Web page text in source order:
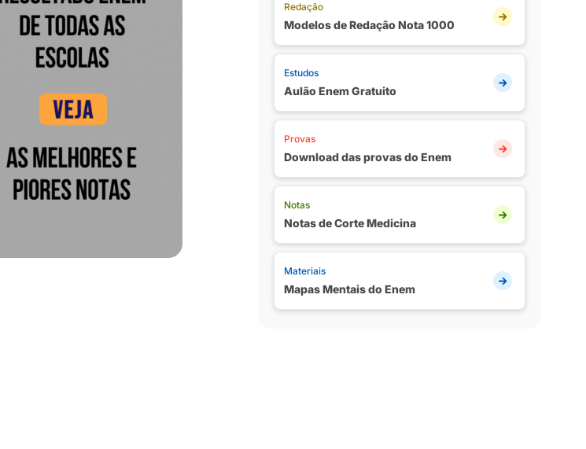
Redação
Modelos de Redação Nota 1000
Estudos
Aulão Enem Gratuito
Provas
Download das provas do Enem
Notas
Notas de Corte Medicina
Materiais
Mapas Mentais do Enem